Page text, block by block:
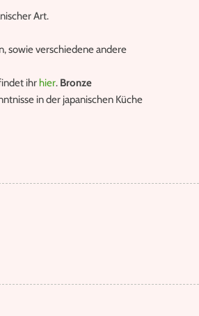
Art.
sowie verschiedene andere
ihr hier. Bronze
in der japanischen Küche